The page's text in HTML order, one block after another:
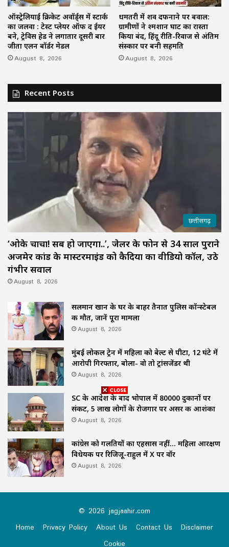
ऑस्ट्रेलियाई क्रिकेट अवॉर्ड्स में स्टार्क
का जलवा : टेस्ट प्लेयर ऑफ द ईयर
बने, ट्रेविस हेड ने लगातार दूसरी बार
जीता एलन बॉर्डर मेडल
August 8, 2026
धमतरी में शव दफनाने पर बवाल:
ग्रामीणों ने श्मशान घाट का रास्ता
किया बंद, हिंदू रीति-रिवाज से अंतिम
संस्कार पर बनी सहमति
August 8, 2026
Recent Posts
छत्तीसगढ़
‘ओके चाचा! सब हो जाएगा..’, जेलर के फोन से 34 साल पुराने
अजमेर कांड के मास्टरमाइंड को कैदियों का वीडियो कॉल, उठे
गंभीर सवाल
August 8, 2026
सलमान खान के घर के बाहर तैनात पुलिस कॉन्स्टेबल
की मौत, जानें पूरा मामला
August 8, 2026
मुंबई लोकल ट्रेन में महिला को बेल्ट से पीटा, 12 घंटे में
आरोपी गिरफ्तार, बोला- वो तो ट्रांसजेंडर थी
August 8, 2026
SC के आदेश के बाद भोपाल में 80000 दुकानों पर
संकट, 5 लाख लोगों के रोजगार पर असर की आशंका
August 8, 2026
कांग्रेस को गलतियों का एहसास नहीं… महिला आरक्षण
विधेयक पर रिजिजू-राहुल में X पर वॉर
August 8, 2026
© 2026 jagjaahir.com
Home
Privacy Policy About Us Contact Us
Disclaimer
Cookie